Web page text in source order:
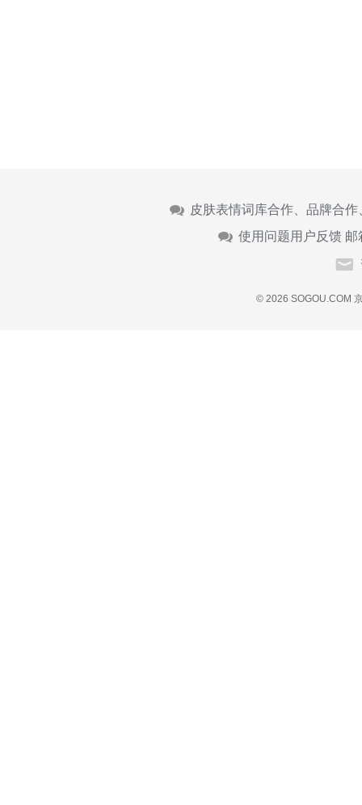
皮肤表情词库合作、品牌合
使用问题用户反馈 邮
© 2026 SOGOU.COM